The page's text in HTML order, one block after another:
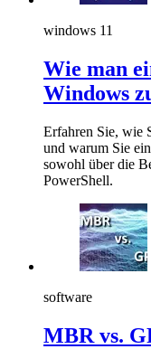
windows 11
Wie man
Windows
Erfahren Sie, wie
und warum Sie
sowohl über die
PowerShell.
software
MBR vs.